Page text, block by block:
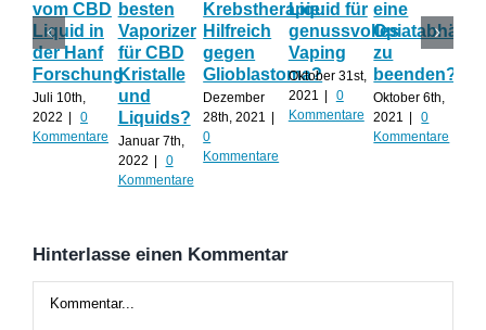
vom CBD
Liquid in
der Hanf
Forschung
Juli 10th,
2022
0
Kommentare
besten
Vaporizer
für CBD
Kristalle
und
Liquids?
Januar 7th,
2022
0
Kommentare
Krebstherapie:
Hilfreich
gegen
Glioblastoma?
Dezember
28th, 2021
0
Kommentare
Liquid für
genussvolles
Vaping
Oktober 31st,
2021
0
Kommentare
eine
zu
beenden?
Oktober 6th,
2021
0
Kommentare
Hinterlasse einen Kommentar